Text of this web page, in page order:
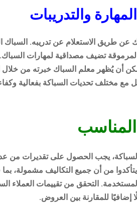
والتدريبات
طريق الاستعلام عن تدريبه. السباك
تضيف مصداقية لمهارات
يمكن أن يُظهر معلم السباك خبرته من
مختلف تحديات السباكة بفعالية
يجب الحصول على تقديرات من
من أن جميع التكاليف مشمولة، بما
التحقق من تقييمات العملاء
للمقارنة بين العروض.